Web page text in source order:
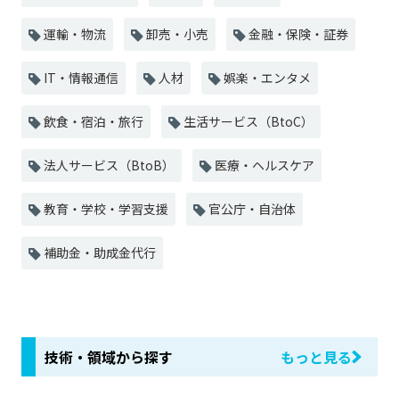
運輸・物流 卸売・小売 金融・保険・証券
IT・情報通信 人材 娯楽・エンタメ
飲食・宿泊・旅行 生活サービス（BtoC）
法人サービス（BtoB） 医療・ヘルスケア
教育・学校・学習支援 官公庁・自治体
補助金・助成金代行
技術・領域から探す もっと見る